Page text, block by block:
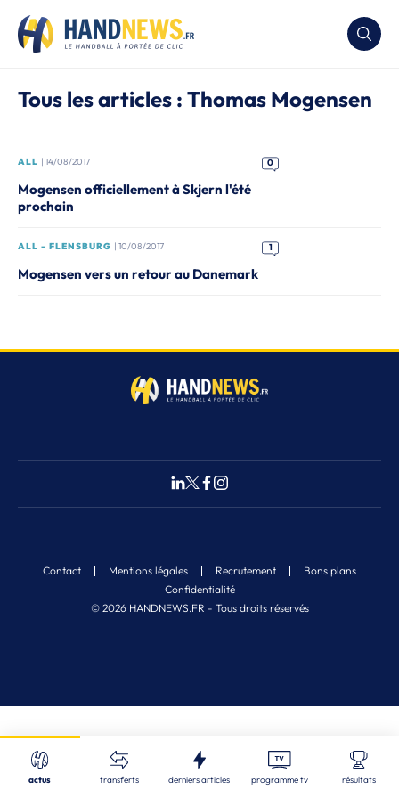
Recherche
Tous les articles : Thomas Mogensen
ALL | 14/08/2017 0
Mogensen officiellement à Skjern l'été
prochain
ALL - FLENSBURG | 10/08/2017 1
Mogensen vers un retour au Danemark
© 2026 HANDNEWS.FR - Tous droits réservés
Contact Mentions légales Recrutement
Bons plans
Confidentialité
actus transferts derniers articles programme tv résultats
Nos derniers articles
ALL | 08/08/2026